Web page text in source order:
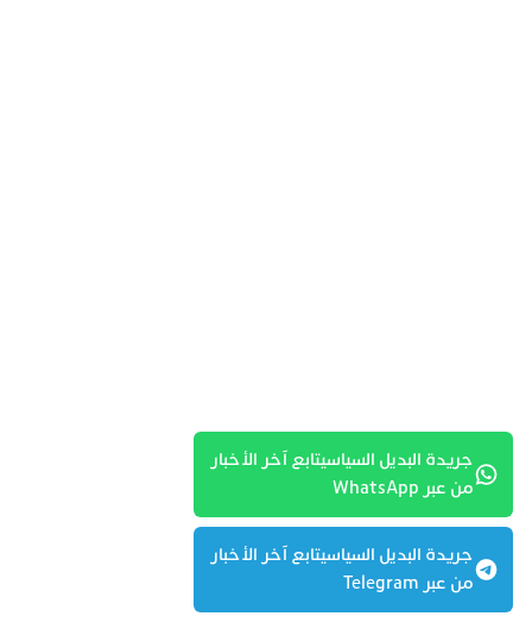
جريدة البديل السياسيتابع آخر الأخبار
من عبر WhatsApp
جريدة البديل السياسيتابع آخر الأخبار
من عبر Telegram